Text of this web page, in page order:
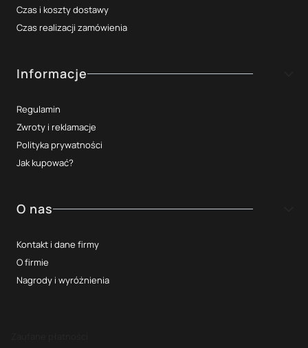
Czas i koszty dostawy
Czas realizacji zamówienia
Informacje
Regulamin
Zwroty i reklamacje
Polityka prywatności
Jak kupować?
O nas
Kontakt i dane firmy
O firmie
Nagrody i wyróżnienia